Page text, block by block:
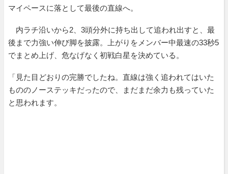
マイペースに落として最後の直線へ。
内ラチ沿いから2、3頭分外に持ち出して追われ出すと、最
後まで力強い伸び脚を披露。上がりをメンバー中最速の33秒5
でまとめ上げ、危なげなく初戦白星を決めている。
「見た目どおりの完勝でしたね。直線は強く追われてはいた
もののノーステッキだったので、まだまだ余力も残っていた
と思われます。